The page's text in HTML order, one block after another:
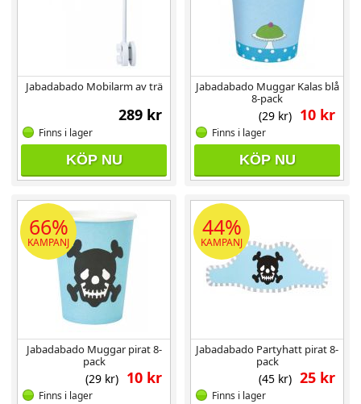
Jabadabado Mobilarm av trä
289 kr
Finns i lager
KÖP NU
Jabadabado Muggar Kalas blå
8-pack
10 kr
(29 kr)
Finns i lager
KÖP NU
66%
KAMPANJ
Jabadabado Muggar pirat 8-
pack
10 kr
(29 kr)
Finns i lager
44%
KAMPANJ
Jabadabado Partyhatt pirat 8-
pack
25 kr
(45 kr)
Finns i lager